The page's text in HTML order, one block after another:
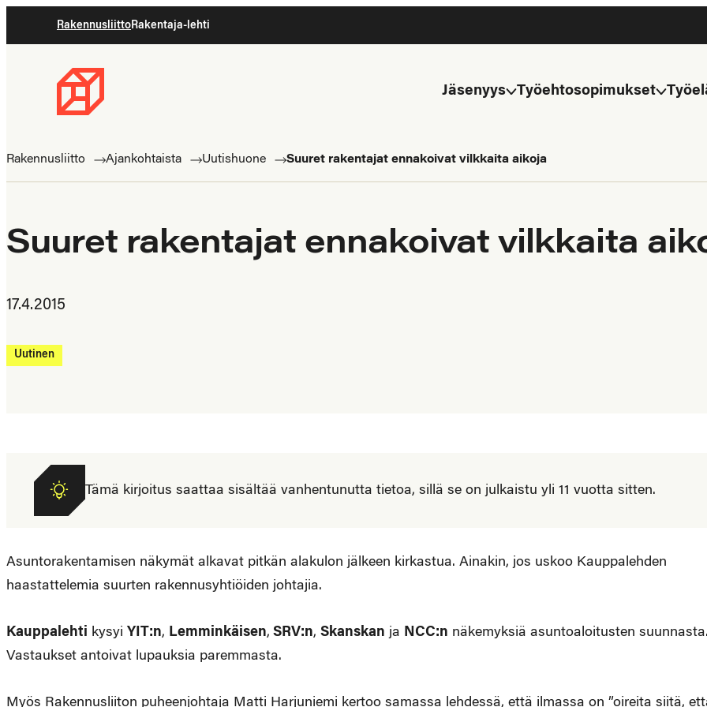
suoraan
RakennusliittoRakentaja-lehti
Rakennusliitto
ammattilaisten
Jäsenyys Työehtosopimukset
Rakennusliitto Ajankohtaista Uutishuone Suuret rakentajat ennakoivat vilkkaita aikoja
Suuret rakentajat ennakoivat vilkkaita
17.4.2015
Uutinen
Tämä kirjoitus saattaa sisältää vanhentunutta tietoa, sillä se on julkaistu yli 11 vuotta sitten.
Asuntorakentamisen näkymät alkavat pitkän alakulon jälkeen kirkastua. Ainakin, jos uskoo Kauppalehden
haastattelemia suurten rakennusyhtiöiden johtajia.
Kauppalehti kysyi YIT:n, Lemminkäisen, SRV:n, Skanskan ja NCC:n näkemyksiä asuntoaloitusten
Vastaukset antoivat lupauksia paremmasta.
Myös Rakennusliiton puheenjohtaja Matti Harjuniemi kertoo samassa lehdessä, että ilmassa on ”oireita siitä,